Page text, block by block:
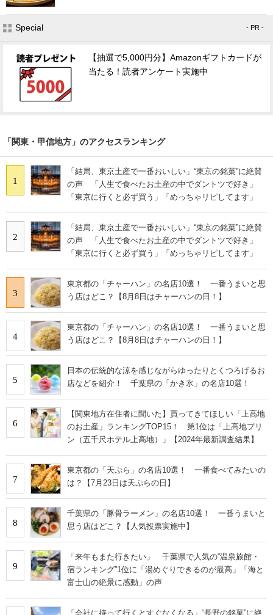
Special - PR -
【抽選で5,000円分】Amazonギフトカードが
当たる！読者アンケート実施中
「関東・甲信地方」のアクセスランキング
1
「結局、東京土産で一番おいしい」“東京の銘菓”に絶賛
の声 「人生で食べたお土産の中でダントツで好き」
「東京に行くと必ず買う」「めっちゃリピしてます」
2
「結局、東京土産で一番おいしい」“東京の銘菓”に絶賛
の声 「人生で食べたお土産の中でダントツで好き」
「東京に行くと必ず買う」「めっちゃリピしてます」
3
東京都の「チャーハン」の名店10選！ 一番うまいと思
う店はどこ？【8月8日はチャーハンの日！】
4
東京都の「チャーハン」の名店10選！ 一番うまいと思
う店はどこ？【8月8日はチャーハンの日！】
5
日本の伝統的な涼を感じながらゆったりとくつろげるお
店などを紹介！ 千葉県の「かき氷」の名店10選！
6
【関東地方在住者に聞いた】買ってきてほしい「上高地
のお土産」ランキングTOP15！ 第1位は「上高地プリ
ン（五千尺ホテル上高地）」【2024年最新調査結果】
7
東京都の「天ぷら」の名店10選！ 一番食べてみたいの
は？【7月23日は天ぷらの日】
8
千葉県の「豚骨ラーメン」の名店10選！ 一番うまいと
思う店はどこ？【人気投票実施中】
9
「来年もまた行きたい」 千葉県で人気の“温泉旅館・
宿ランキング”1位に「湯めぐりできるのが最高」「海と
富士山の絶景に感動」の声
「会社に持って行くとすぐなくなる」“長野の銘菓”に絶